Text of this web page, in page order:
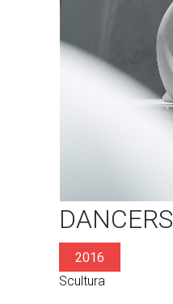
DANCERS
2016
Scultura